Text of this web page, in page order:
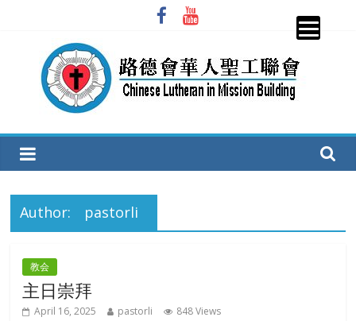
圣
工
联
会
CLiMB
Author: pastorli
教会
主日崇拜
April 16, 2025 pastorli 848 Views